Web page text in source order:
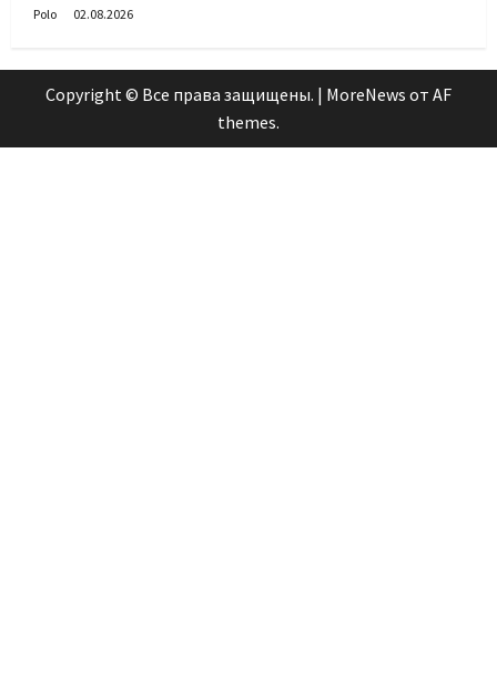
Polo 02.08.2026
Copyright © Все права защищены. | MoreNews от AF
themes.